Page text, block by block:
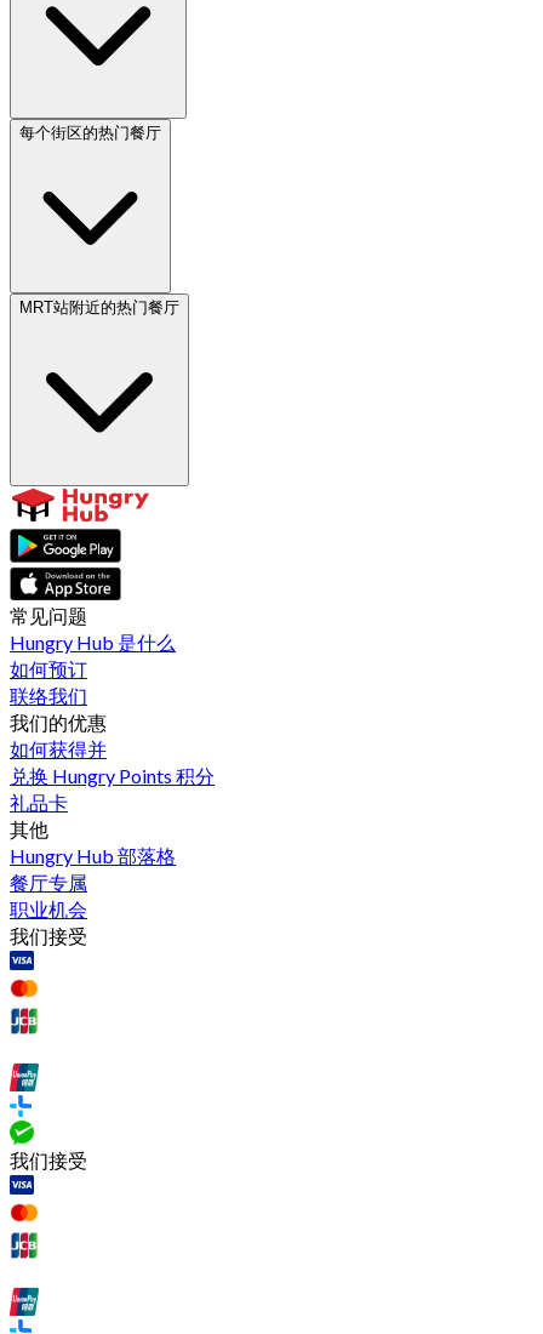
每个街区的热门餐厅
MRT站附近的热门餐厅
常见问题
Hungry Hub 是什么
如何预订
联络我们
我们的优惠
如何获得并
兑换 Hungry Points 积分
礼品卡
其他
Hungry Hub 部落格
餐厅专属
职业机会
我们接受
我们接受